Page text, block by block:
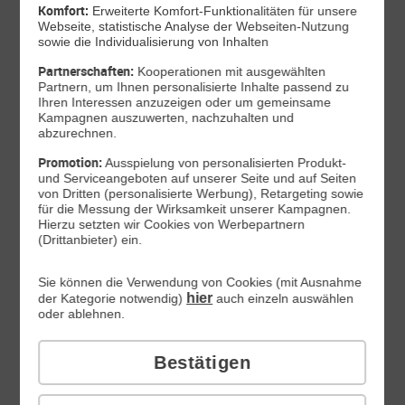
Produktdatenblatt
46,
99
€/Monat*
DAUERHAFT
Inkl. All-Net-Flat 20 GB
Sofort lieferbar
Xiaomi 17T Pro | 5G
Komfort: Erweiterte Komfort-Funktionalitäten für unsere
Webseite, statistische Analyse der Webseiten-Nutzung
sowie die Individualisierung von Inhalten
Partnerschaften: Kooperationen mit ausgewählten
Partnern, um Ihnen personalisierte Inhalte passend zu
Ihren Interessen anzuzeigen oder um gemeinsame
Kampagnen auszuwerten, nachzuhalten und
abzurechnen.
Promotion:Ausspielung von personalisierten Produkt-
und Serviceangeboten auf unserer Seite und auf Seiten
von Dritten (personalisierte Werbung), Retargeting sowie
für die Messung der Wirksamkeit unserer Kampagnen.
Hierzu setzten wir Cookies von Werbepartnern
(Drittanbieter) ein.
Sie können die Verwendung von Cookies (mit Ausnahme
der Kategorie notwendig) hierauch einzeln auswählen
oder ablehnen.
Bestätigen